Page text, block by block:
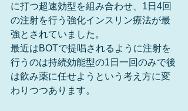
に打つ超速効型を組み合わせ、1日4回
の注射を行う強化インスリン療法が最
強とされていました。
最近はBOTで提唱されるように注射を
行うのは持続効能型の1日一回のみで後
は飲み薬に任せようという考え方に変
わりつつあります。